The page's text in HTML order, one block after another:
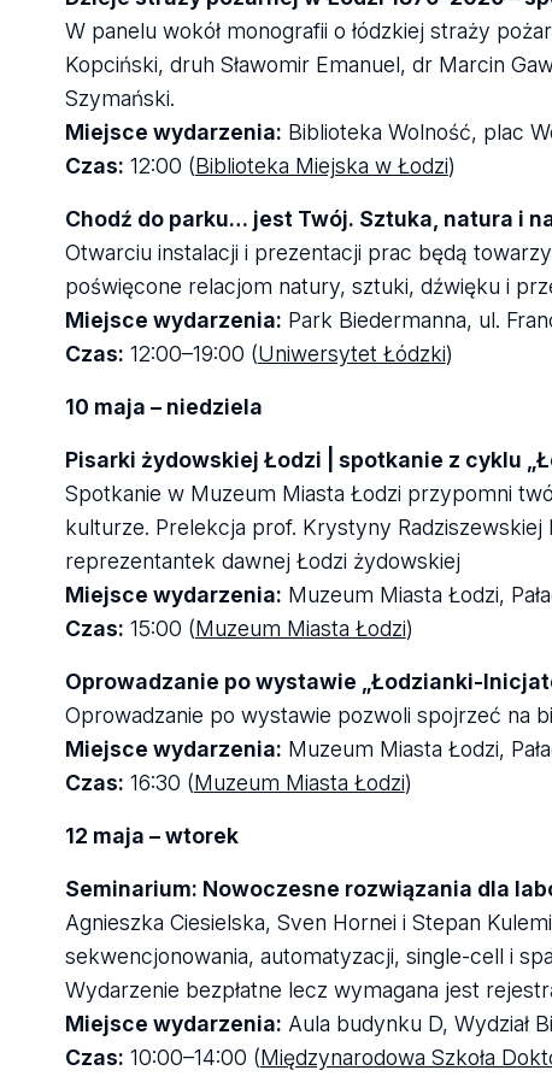
W panelu wokół monografii o łódzkiej straży
Kopciński, druh Sławomir Emanuel, dr Marcin
Szymański.
Miejsce wydarzenia: Biblioteka Wolność, plac
Czas: 12:00 (Biblioteka Miejska w Łodzi)
Chodź do parku… jest Twój. Sztuka, natura i
Otwarciu instalacji i prezentacji prac będą
poświęcone relacjom natury, sztuki, dźwięku i
Miejsce wydarzenia: Park Biedermanna, ul.
Czas: 12:00–19:00 (Uniwersytet Łódzki)
10 maja – niedziela
Pisarki żydowskiej Łodzi | spotkanie z cyklu
Spotkanie w Muzeum Miasta Łodzi przypomni
kulturze. Prelekcja prof. Krystyny
reprezentantek dawnej Łodzi żydowskiej
Miejsce wydarzenia: Muzeum Miasta Łodzi,
Czas: 15:00 (Muzeum Miasta Łodzi)
Oprowadzanie po wystawie „Łodzianki-
Oprowadzanie po wystawie pozwoli spojrzeć na
Miejsce wydarzenia: Muzeum Miasta Łodzi,
Czas: 16:30 (Muzeum Miasta Łodzi)
12 maja – wtorek
Seminarium: Nowoczesne rozwiązania dla
Agnieszka Ciesielska, Sven Hornei i Stepan
sekwencjonowania, automatyzacji, single-cell i
Wydarzenie bezpłatne lecz wymagana jest
Miejsce wydarzenia: Aula budynku D, Wydział
Czas: 10:00–14:00 (Międzynarodowa Szkoła